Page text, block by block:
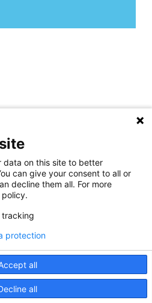
data on this site to better
can give your consent to all or
decline them all. For more
tracking
all
all
protection